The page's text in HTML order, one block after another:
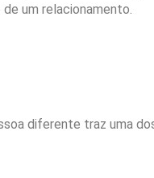
um relacionamento.
diferente traz uma